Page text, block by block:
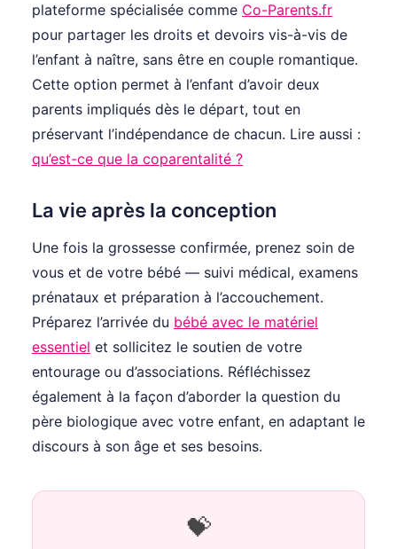
plateforme spécialisée comme Co-Parents.fr
pour partager les droits et devoirs vis-à-vis de
l’enfant à naître, sans être en couple romantique.
Cette option permet à l’enfant d’avoir deux
parents impliqués dès le départ, tout en
préservant l’indépendance de chacun. Lire aussi :
qu’est-ce que la coparentalité ?
La vie après la conception
Une fois la grossesse confirmée, prenez soin de
vous et de votre bébé — suivi médical, examens
prénataux et préparation à l’accouchement.
Préparez l’arrivée du bébé avec le matériel
essentiel et sollicitez le soutien de votre
entourage ou d’associations. Réfléchissez
également à la façon d’aborder la question du
père biologique avec votre enfant, en adaptant le
discours à son âge et ses besoins.
💝